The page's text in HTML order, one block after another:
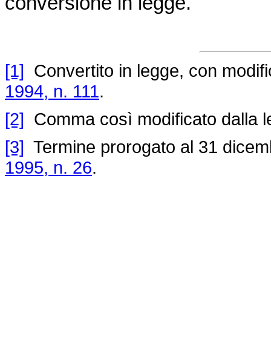
[1] Convertito in legge, con
1994, n. 111.
[2] Comma così modificato dalla
[3] Termine prorogato al 31
1995, n. 26.